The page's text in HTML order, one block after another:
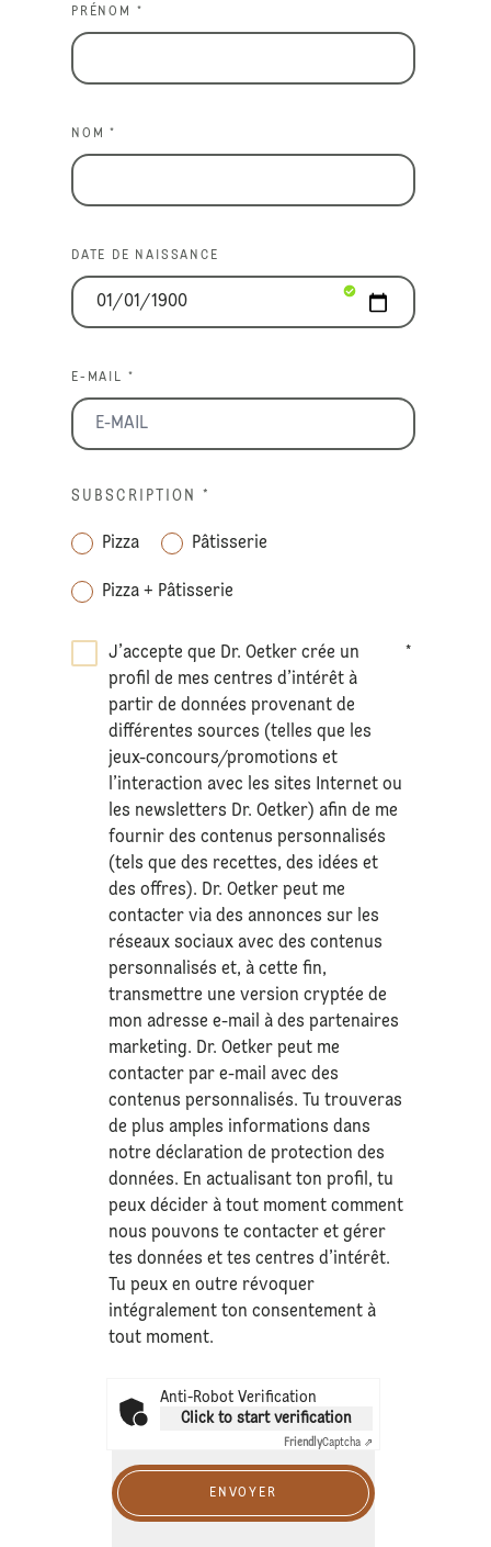
PRÉNOM *
NOM *
DATE DE NAISSANCE
E-MAIL *
SUBSCRIPTION *
Pizza Pâtisserie
Pizza + Pâtisserie
J’accepte que Dr. Oetker crée un
profil de mes centres d’intérêt à
partir de données provenant de
différentes sources (telles que les
jeux-concours/promotions et
l’interaction avec les sites Internet ou
les newsletters Dr. Oetker) afin de me
fournir des contenus personnalisés
(tels que des recettes, des idées et
des offres). Dr. Oetker peut me
contacter via des annonces sur les
réseaux sociaux avec des contenus
personnalisés et, à cette fin,
transmettre une version cryptée de
mon adresse e-mail à des partenaires
marketing. Dr. Oetker peut me
contacter par e-mail avec des
contenus personnalisés. Tu trouveras
de plus amples informations dans
notre déclaration deprotection des
données. En actualisant ton profil, tu
peux décider à tout moment comment
nous pouvons te contacter et gérer
tes données et tes centres d’intérêt.
Tu peux en outre révoquer
intégralement ton consentement à
tout moment.
*
Anti-Robot Verification
Click to start verification
FriendlyCaptcha ⇗
ENVOYER